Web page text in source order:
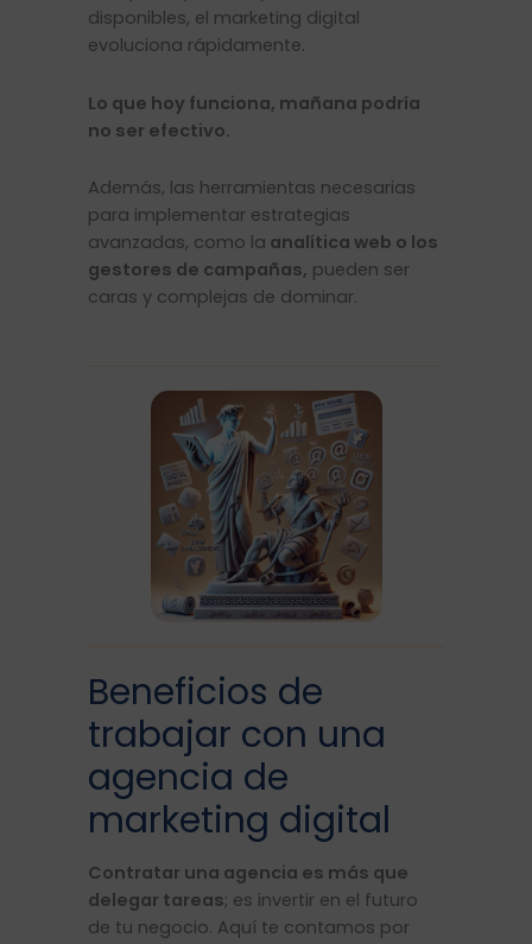
disponibles, el marketing digital
evoluciona rápidamente.
Lo que hoy funciona, mañana podría
no ser efectivo.
Además, las herramientas necesarias
para implementar estrategias
avanzadas, como la analítica web o los
gestores de campañas, pueden ser
caras y complejas de dominar.
Beneficios de
trabajar con una
agencia de
marketing digital
Contratar una agencia es más que
delegar tareas; es invertir en el futuro
de tu negocio. Aquí te contamos por